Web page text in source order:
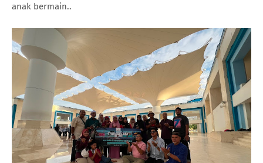
anak bermain..